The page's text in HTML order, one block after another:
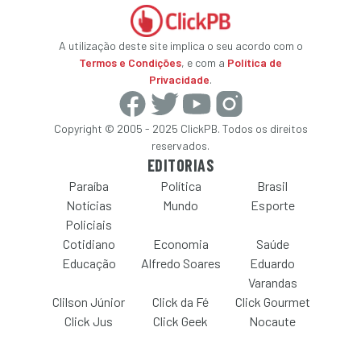
A utilização deste site implica o seu acordo com o
Termos e Condições, e com a Política de
Privacidade.
Copyright © 2005 - 2025 ClickPB. Todos os direitos
reservados.
EDITORIAS
Paraíba Política
Brasil
Notícias
Policiais
Mundo Esporte
Cotidiano Economia
Saúde
Educação
Alfredo Soares
Eduardo
Varandas
Clilson Júnior
Click da Fé
Click Gourmet
Click Jus
Click Geek Nocaute